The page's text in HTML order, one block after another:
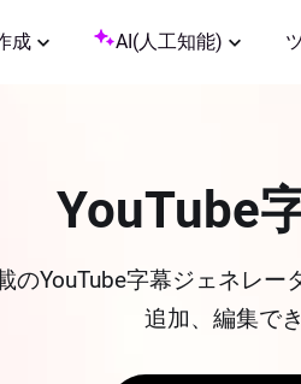
成 AI(人工知能)
YouTube
YouTube字幕ジェネレー
追加、編集でき